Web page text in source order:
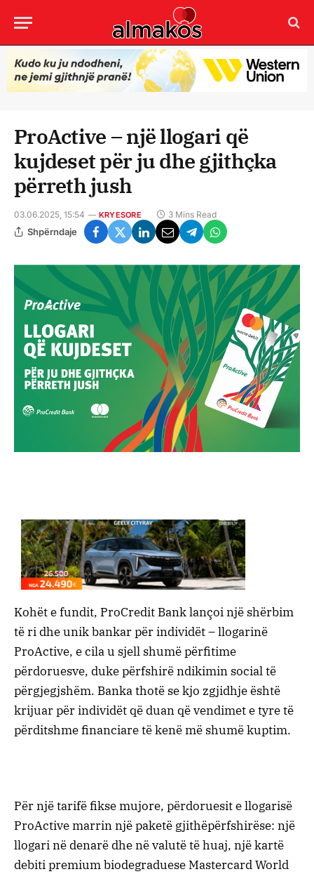
ProActive – një llogari që
kujdeset për ju dhe gjithçka
përreth jush
03.06.2025, 15:54 KRYESORE 3 Mins Read
Shpërndaje
Kohët e fundit, ProCredit Bank lançoi një shërbim
të ri dhe unik bankar për individët – llogarinë
ProActive, e cila u sjell shumë përfitime
përdoruesve, duke përfshirë ndikimin social të
përgjegjshëm. Banka thotë se kjo zgjidhje është
krijuar për individët që duan që vendimet e tyre të
përditshme financiare të kenë më shumë kuptim.
Për një tarifë fikse mujore, përdoruesit e llogarisë
ProActive marrin një paketë gjithëpërfshirëse: një
llogari në denarë dhe në valutë të huaj, një kartë
debiti premium biodegraduese Mastercard World